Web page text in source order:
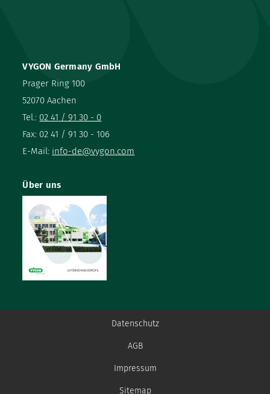
VYGON Germany GmbH
Prager Ring 100
52070 Aachen
Tel.: 02 41 / 91 30 - 0
Fax: 02 41 / 91 30 - 106
E-Mail: info-de@vygon.com
Über uns
Datenschutz
AGB
Impressum
Sitemap